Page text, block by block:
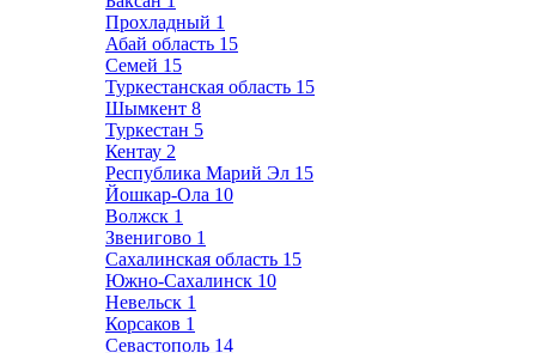
Прохладный 1
Абай область 15
Семей 15
Туркестанская область 15
Шымкент 8
Туркестан 5
Кентау 2
Республика Марий Эл 15
Йошкар-Ола 10
Волжск 1
Звенигово 1
Сахалинская область 15
Южно-Сахалинск 10
Невельск 1
Корсаков 1
Севастополь 14